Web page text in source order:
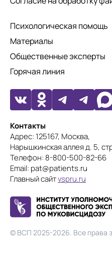
Психологическая помощь
Материалы
Общественные эксперты
Горячая линия
Контакты
Адрес: 125167, Москва,
Нарышкинская аллея д. 5,
Телефон: 8-800-500-82-66
Email: pat@patients.ru
Главный сайтvspru.ru
© ВСП 2025-2026. Все права